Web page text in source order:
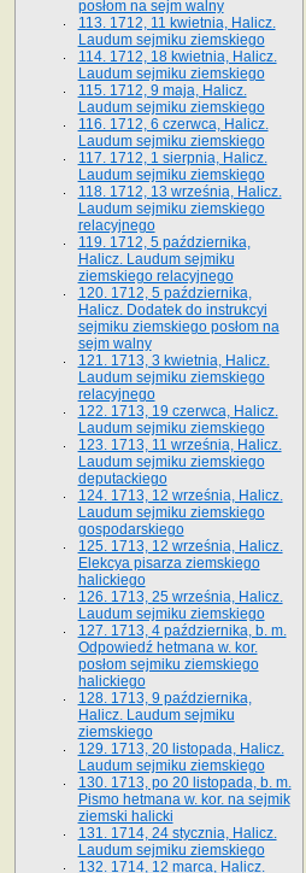
posłom na sejm walny
113. 1712, 11 kwietnia, Halicz.
Laudum sejmiku ziemskiego
114. 1712, 18 kwietnia, Halicz.
Laudum sejmiku ziemskiego
115. 1712, 9 maja, Halicz.
Laudum sejmiku ziemskiego
116. 1712, 6 czerwca, Halicz.
Laudum sejmiku ziemskiego
117. 1712, 1 sierpnia, Halicz.
Laudum sejmiku ziemskiego
118. 1712, 13 września, Halicz.
Laudum sejmiku ziemskiego
relacyjnego
119. 1712, 5 października,
Halicz. Laudum sejmiku
ziemskiego relacyjnego
120. 1712, 5 października,
Halicz. Dodatek do instrukcyi
sejmiku ziemskiego posłom na
sejm walny
121. 1713, 3 kwietnia, Halicz.
Laudum sejmiku ziemskiego
relacyjnego
122. 1713, 19 czerwca, Halicz.
Laudum sejmiku ziemskiego
123. 1713, 11 września, Halicz.
Laudum sejmiku ziemskiego
deputackiego
124. 1713, 12 września, Halicz.
Laudum sejmiku ziemskiego
gospodarskiego
125. 1713, 12 września, Halicz.
Elekcya pisarza ziemskiego
halickiego
126. 1713, 25 września, Halicz.
Laudum sejmiku ziemskiego
127. 1713, 4 października, b. m.
Odpowiedź hetmana w. kor.
posłom sejmiku ziemskiego
halickiego
128. 1713, 9 października,
Halicz. Laudum sejmiku
ziemskiego
129. 1713, 20 listopada, Halicz.
Laudum sejmiku ziemskiego
130. 1713, po 20 listopada, b. m.
Pismo hetmana w. kor. na sejmik
ziemski halicki
131. 1714, 24 stycznia, Halicz.
Laudum sejmiku ziemskiego
132. 1714, 12 marca, Halicz.